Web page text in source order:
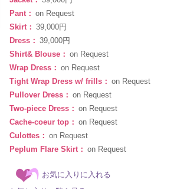
Pant： on Request
Skirt： 39,000円
Dress： 39,000円
Shirt& Blouse： on Request
Wrap Dress： on Request
Tight Wrap Dress w/ frills： on Request
Pullover Dress： on Request
Two-piece Dress： on Request
Cache-coeur top： on Request
Culottes： on Request
Peplum Flare Skirt： on Request
お気に入りに入れる